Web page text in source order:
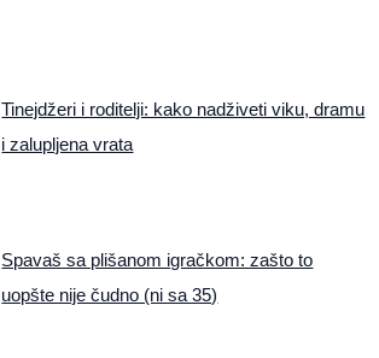
Tinejdžeri i roditelji: kako nadživeti viku, dramu
i zalupljena vrata
Spavaš sa plišanom igračkom: zašto to
uopšte nije čudno (ni sa 35)